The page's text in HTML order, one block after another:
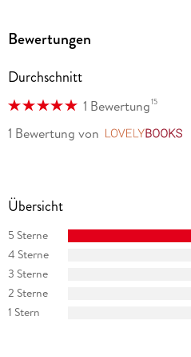
Bewertungen
Durchschnitt
1 Bewertung15
1 Bewertung von
Übersicht
5 Sterne
4 Sterne
3 Sterne
2 Sterne
1 Stern